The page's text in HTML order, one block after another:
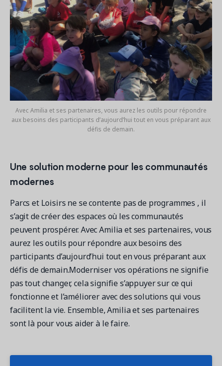
Avec Amilia et ses partenaires, vous aurez les outils pour répondre
aux besoins des participants d’aujourd’hui tout en vous préparant aux
défis de demain.
Une solution moderne pour les communautés
modernes
Parcs et Loisirs ne se contente pas de programmes , il
s’agit de créer des espaces où les communautés
peuvent prospérer. Avec Amilia et ses partenaires, vous
aurez les outils pour répondre aux besoins des
participants d’aujourd’hui tout en vous préparant aux
défis de demain.Moderniser vos opérations ne signifie
pas tout changer, cela signifie s’appuyer sur ce qui
fonctionne et l’améliorer avec des solutions qui vous
facilitent la vie. Ensemble, Amilia et ses partenaires
sont là pour vous aider à le faire.